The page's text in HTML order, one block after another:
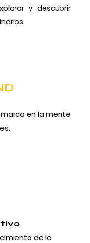
y descubrir
en la mente
de la